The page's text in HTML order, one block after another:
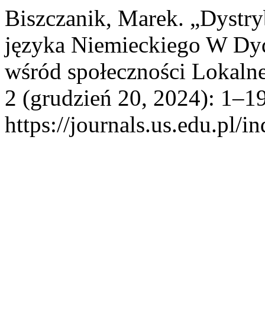
Biszczanik, Marek.
języka Niemieckiego W
wśród społeczności
2 (grudzień 20, 2024):
https://journals.us.edu.pl/